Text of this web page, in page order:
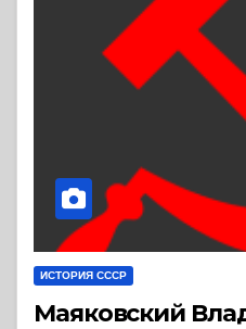
ИСТОРИЯ СССР
Маяковский